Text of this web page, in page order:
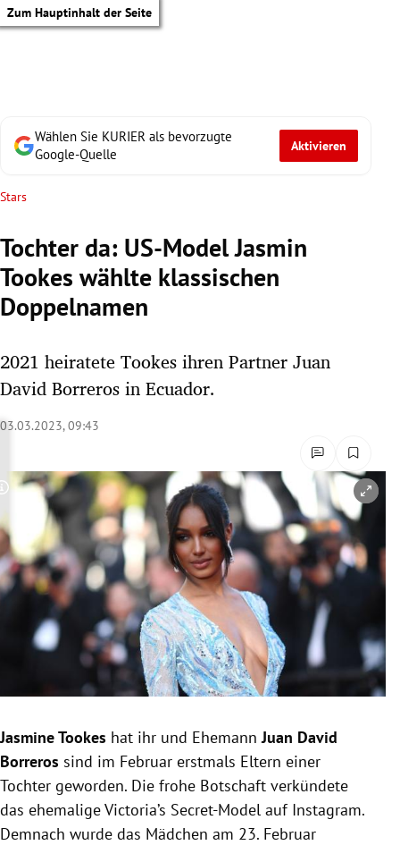
Zum Hauptinhalt der Seite
Untermenü
Untermenü
Untermenü
Untermenü
Untermenü
Untermenü
Wählen Sie KURIER als bevorzugte
Google-Quelle
Aktivieren
Stars
Tochter da: US-Model Jasmin
Tookes wählte klassischen
Doppelnamen
2021 heiratete Tookes ihren Partner Juan
David Borreros in Ecuador.
03.03.2023, 09:43
Copyright-Hinweis öffnen/schließen
Jasmine Tookes hat ihr und Ehemann Juan David
Borreros sind im Februar erstmals Eltern einer
Tochter geworden. Die frohe Botschaft verkündete
das ehemaligeVictoria’s Secret-Model auf Instagram.
Demnach wurde das Mädchen am 23. Februar